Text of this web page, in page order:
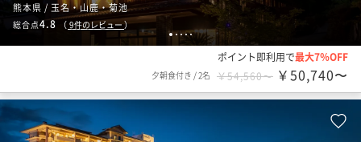
12345
熊本県 / 玉名・山鹿・菊池
総合点4.8 （ 9件のレビュー）
ポイント即利用で最大7％OFF
夕朝食付き /2名 ￥54,560〜 ￥50,740〜